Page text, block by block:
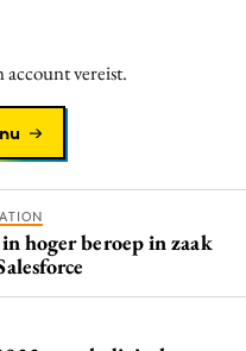
account vereist.
hoger beroep in zaak